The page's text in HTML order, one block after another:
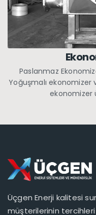
Paslanmaz
Yoğuşmalı ekonomizer
ekonomizer
Üçgen Enerji kalitesi
müşterilerinin tercihleri